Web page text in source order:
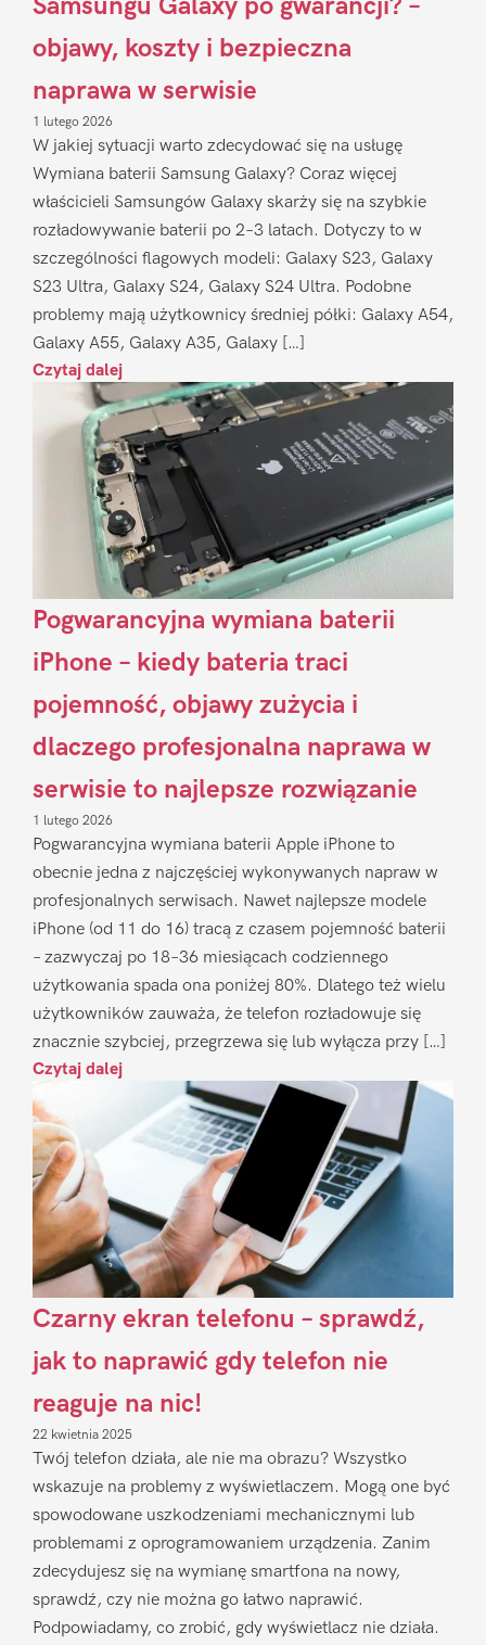
Samsungu Galaxy po gwarancji? –
objawy, koszty i bezpieczna
naprawa w serwisie
1 lutego 2026
W jakiej sytuacji warto zdecydować się na usługę
Wymiana baterii Samsung Galaxy? Coraz więcej
właścicieli Samsungów Galaxy skarży się na szybkie
rozładowywanie baterii po 2–3 latach. Dotyczy to w
szczególności flagowych modeli: Galaxy S23, Galaxy
S23 Ultra, Galaxy S24, Galaxy S24 Ultra. Podobne
problemy mają użytkownicy średniej półki: Galaxy A54,
Galaxy A55, Galaxy A35, Galaxy […]
Czytaj dalej
Pogwarancyjna wymiana baterii
iPhone – kiedy bateria traci
pojemność, objawy zużycia i
dlaczego profesjonalna naprawa w
serwisie to najlepsze rozwiązanie
1 lutego 2026
Pogwarancyjna wymiana baterii Apple iPhone to
obecnie jedna z najczęściej wykonywanych napraw w
profesjonalnych serwisach. Nawet najlepsze modele
iPhone (od 11 do 16) tracą z czasem pojemność baterii
– zazwyczaj po 18–36 miesiącach codziennego
użytkowania spada ona poniżej 80%. Dlatego też wielu
użytkowników zauważa, że telefon rozładowuje się
znacznie szybciej, przegrzewa się lub wyłącza przy […]
Czytaj dalej
Czarny ekran telefonu – sprawdź,
jak to naprawić gdy telefon nie
reaguje na nic!
22 kwietnia 2025
Twój telefon działa, ale nie ma obrazu? Wszystko
wskazuje na problemy z wyświetlaczem. Mogą one być
spowodowane uszkodzeniami mechanicznymi lub
problemami z oprogramowaniem urządzenia. Zanim
zdecydujesz się na wymianę smartfona na nowy,
sprawdź, czy nie można go łatwo naprawić.
Podpowiadamy, co zrobić, gdy wyświetlacz nie działa.